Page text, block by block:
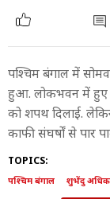
पश्चिम बंगाल में
हुआ. लोकभवन में हुए
को शपथ दिलाई.
काफी संघर्षों से पार
TOPICS:
पश्चिम बंगाल शुभेंदु